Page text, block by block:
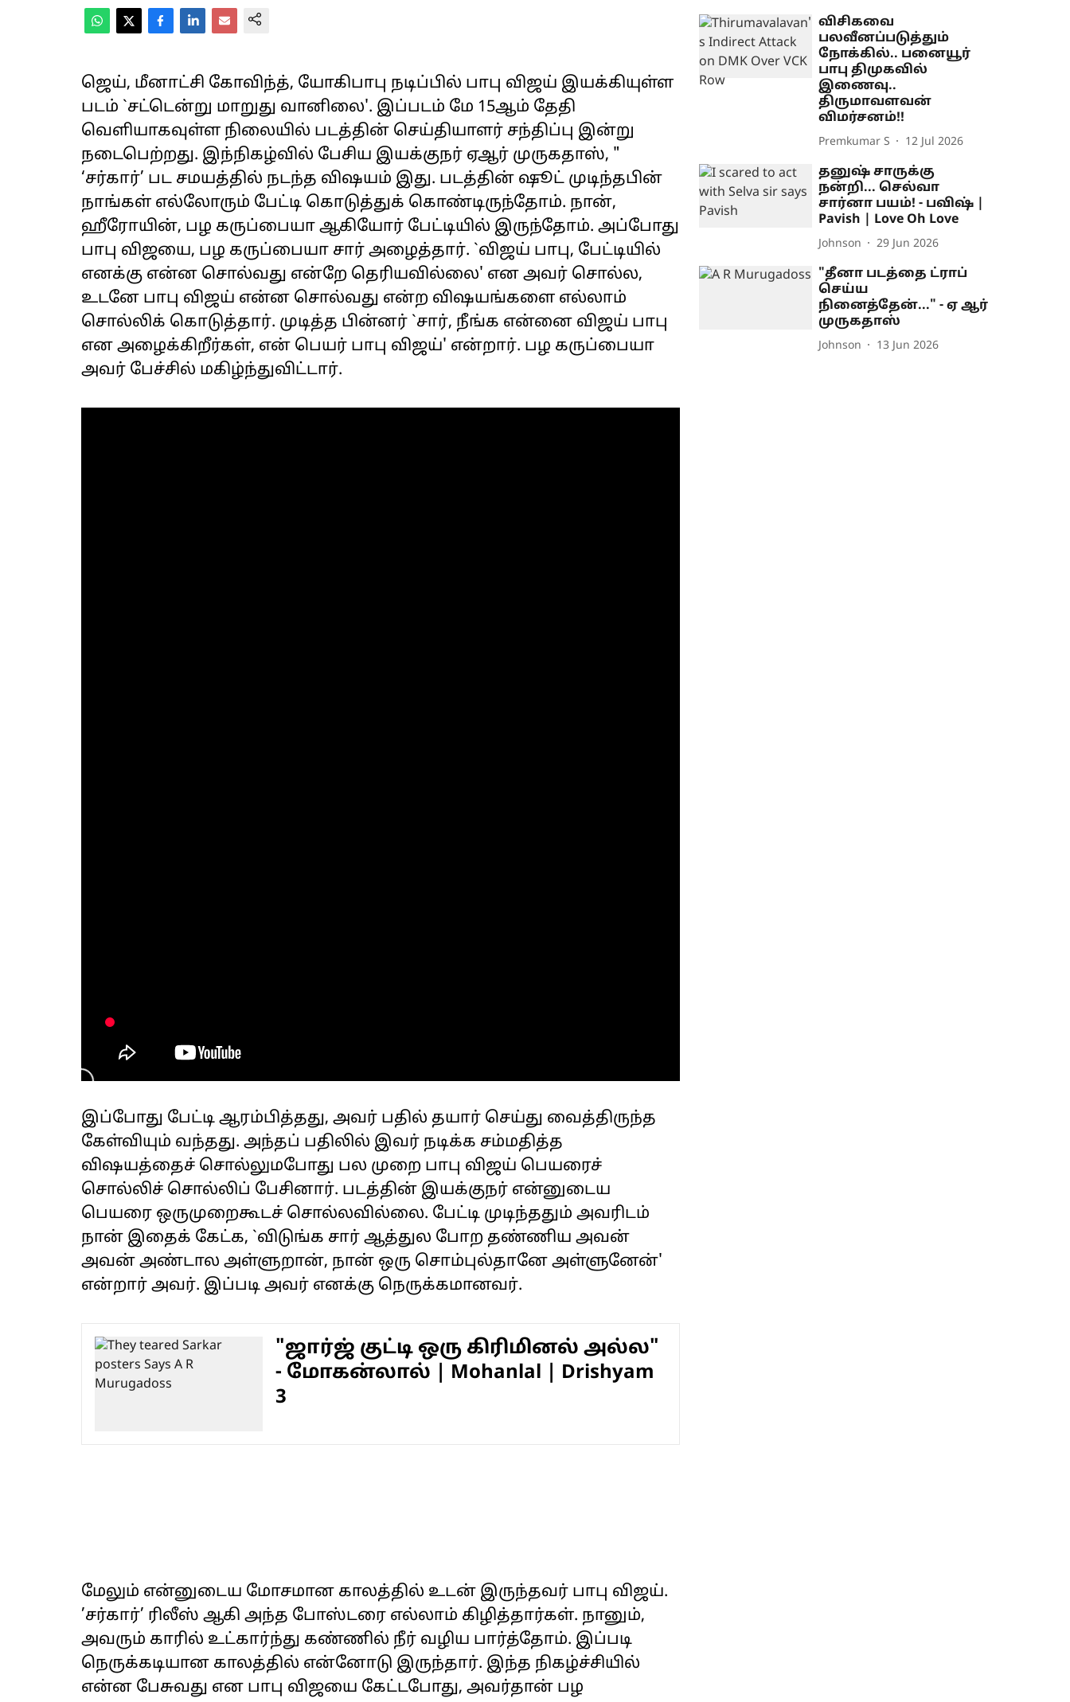
ஜெய், மீனாட்சி கோவிந்த், யோகிபாபு நடிப்பில் பாபு விஜய் இயக்கியுள்ள
படம் `சட்டென்று மாறுது வானிலை'. இப்படம் மே 15ஆம் தேதி
வெளியாகவுள்ள நிலையில் படத்தின் செய்தியாளர் சந்திப்பு இன்று
நடைபெற்றது. இந்நிகழ்வில் பேசிய இயக்குநர் ஏஆர் முருகதாஸ், "
‘சர்கார்’ பட சமயத்தில் நடந்த விஷயம் இது. படத்தின் ஷூட் முடிந்தபின்
நாங்கள் எல்லோரும் பேட்டி கொடுத்துக் கொண்டிருந்தோம். நான்,
ஹீரோயின், பழ கருப்பையா ஆகியோர் பேட்டியில் இருந்தோம். அப்போது
பாபு விஜயை, பழ கருப்பையா சார் அழைத்தார். `விஜய் பாபு, பேட்டியில்
எனக்கு என்ன சொல்வது என்றே தெரியவில்லை' என அவர் சொல்ல,
உடனே பாபு விஜய் என்ன சொல்வது என்ற விஷயங்களை எல்லாம்
சொல்லிக் கொடுத்தார். முடித்த பின்னர் `சார், நீங்க என்னை விஜய் பாபு
என அழைக்கிறீர்கள், என் பெயர் பாபு விஜய்' என்றார். பழ கருப்பையா
அவர் பேச்சில் மகிழ்ந்துவிட்டார்.
இப்போது பேட்டி ஆரம்பித்தது, அவர் பதில் தயார் செய்து வைத்திருந்த
கேள்வியும் வந்தது. அந்தப் பதிலில் இவர் நடிக்க சம்மதித்த
விஷயத்தைச் சொல்லுமபோது பல முறை பாபு விஜய் பெயரைச்
சொல்லிச் சொல்லிப் பேசினார். படத்தின் இயக்குநர் என்னுடைய
பெயரை ஒருமுறைகூடச் சொல்லவில்லை. பேட்டி முடிந்ததும் அவரிடம்
நான் இதைக் கேட்க, `விடுங்க சார் ஆத்துல போற தண்ணிய அவன்
அவன் அண்டால அள்ளுறான், நான் ஒரு சொம்புல்தானே அள்ளுனேன்'
என்றார் அவர். இப்படி அவர் எனக்கு நெருக்கமானவர்.
"ஜார்ஜ் குட்டி ஒரு கிரிமினல் அல்ல"
- மோகன்லால் | Mohanlal | Drishyam
3
மேலும் என்னுடைய மோசமான காலத்தில் உடன் இருந்தவர் பாபு விஜய்.
’சர்கார்’ ரிலீஸ் ஆகி அந்த போஸ்டரை எல்லாம் கிழித்தார்கள். நானும்,
அவரும் காரில் உட்கார்ந்து கண்ணில் நீர் வழிய பார்த்தோம். இப்படி
நெருக்கடியான காலத்தில் என்னோடு இருந்தார். இந்த நிகழ்ச்சியில்
என்ன பேசுவது என பாபு விஜயை கேட்டபோது, அவர்தான் பழ
விசிகவை
பலவீனப்படுத்தும்
நோக்கில்.. பனையூர்
பாபு திமுகவில்
இணைவு..
திருமாவளவன்
விமர்சனம்!!
Premkumar S 12 Jul 2026
தனுஷ் சாருக்கு
நன்றி... செல்வா
சார்னா பயம்! - பவிஷ் |
Pavish | Love Oh Love
Johnson 29 Jun 2026
"தீனா படத்தை ட்ராப்
செய்ய
நினைத்தேன்..." - ஏ ஆர்
முருகதாஸ்
Johnson 13 Jun 2026